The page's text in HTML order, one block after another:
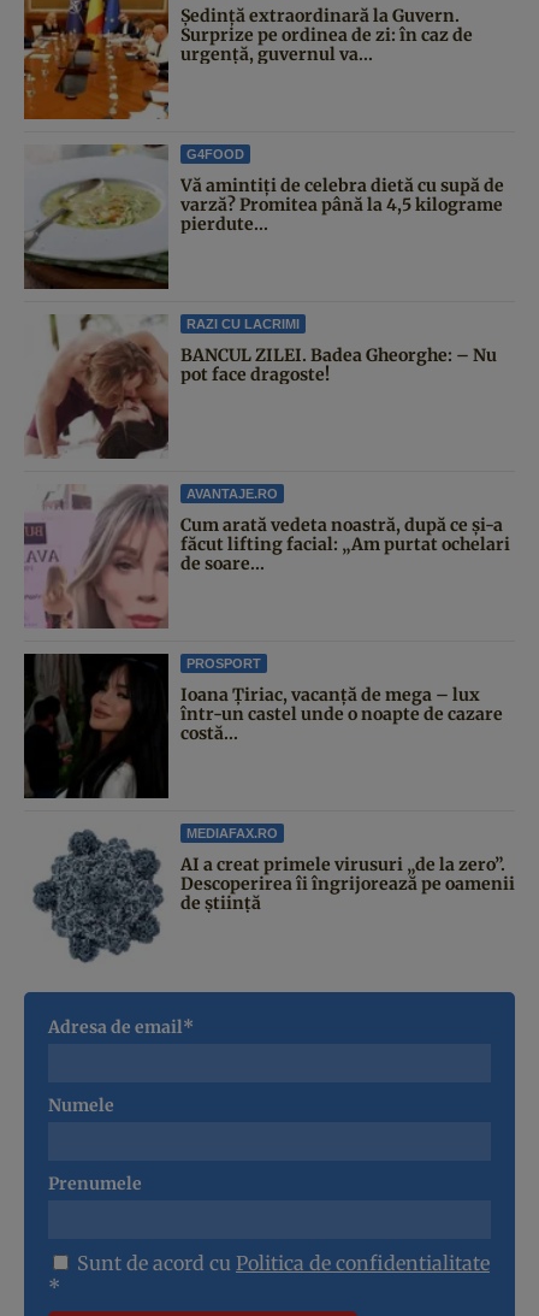
Şedinţă extraordinară la Guvern.
Surprize pe ordinea de zi: în caz de
urgență, guvernul va...
G4FOOD
Vă amintiți de celebra dietă cu supă de
varză? Promitea până la 4,5 kilograme
pierdute...
RAZI CU LACRIMI
BANCUL ZILEI. Badea Gheorghe: – Nu
pot face dragoste!
AVANTAJE.RO
Cum arată vedeta noastră, după ce și-a
făcut lifting facial: „Am purtat ochelari
de soare...
PROSPORT
Ioana Țiriac, vacanță de mega – lux
într-un castel unde o noapte de cazare
costă...
MEDIAFAX.RO
AI a creat primele virusuri „de la zero”.
Descoperirea îi îngrijorează pe oamenii
de știință
Adresa de email*
Numele
Prenumele
Sunt de acord cu Politica de confidentialitate
*